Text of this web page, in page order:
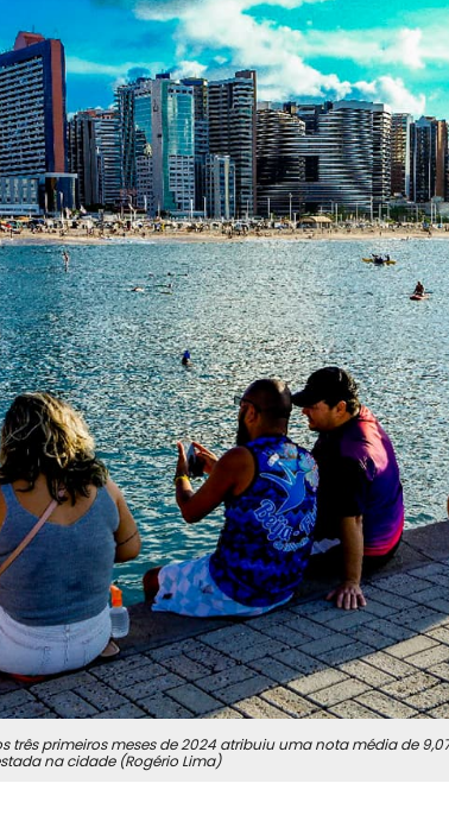
três primeiros meses de 2024 atribuiu uma nota média de
na cidade (Rogério Lima)